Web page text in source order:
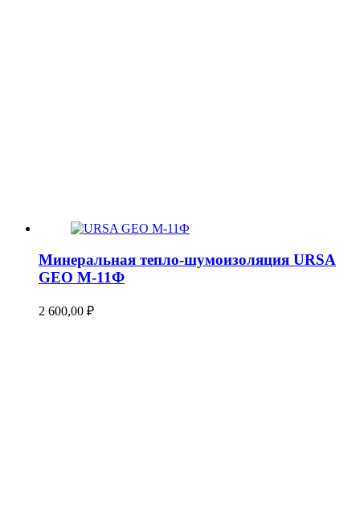
Минеральная тепло-шумоизоляция URSA
GEO М-11Ф
2 600,00 ₽